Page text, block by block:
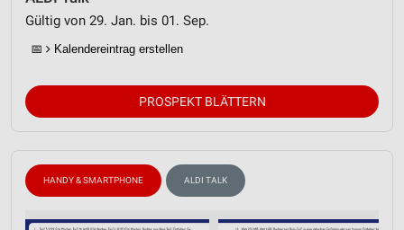
Gültig von 29. Jan. bis 01. Sep.
📅 Kalendereintrag erstellen
PROSPEKT BLÄTTERN
HANDY & SMARTPHONE ALDI TALK
Nicht-IAB-Verarbeitungszwecke:
Notwendig
Performance
Werbung